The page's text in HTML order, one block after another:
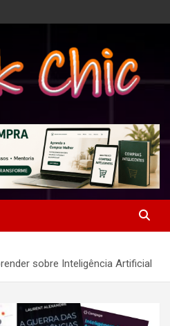
sobre Inteligência Artificial